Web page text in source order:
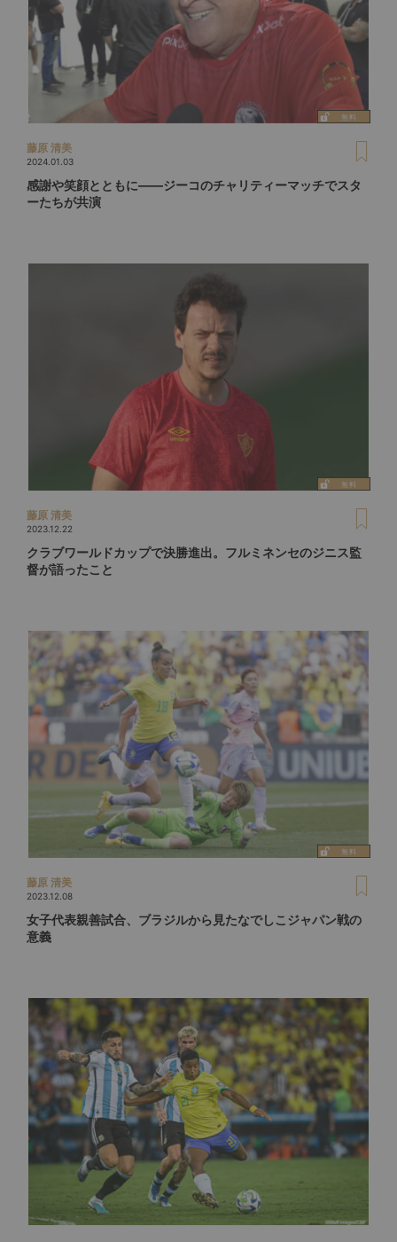
藤原 清美
2024.01.03
感謝や笑顔とともに――ジーコのチャリティーマッチでスタ
ーたちが共演
藤原 清美
2023.12.22
クラブワールドカップで決勝進出。フルミネンセのジニス監
督が語ったこと
藤原 清美
2023.12.08
女子代表親善試合、ブラジルから見たなでしこジャパン戦の
意義